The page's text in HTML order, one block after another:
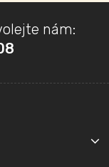
nám: